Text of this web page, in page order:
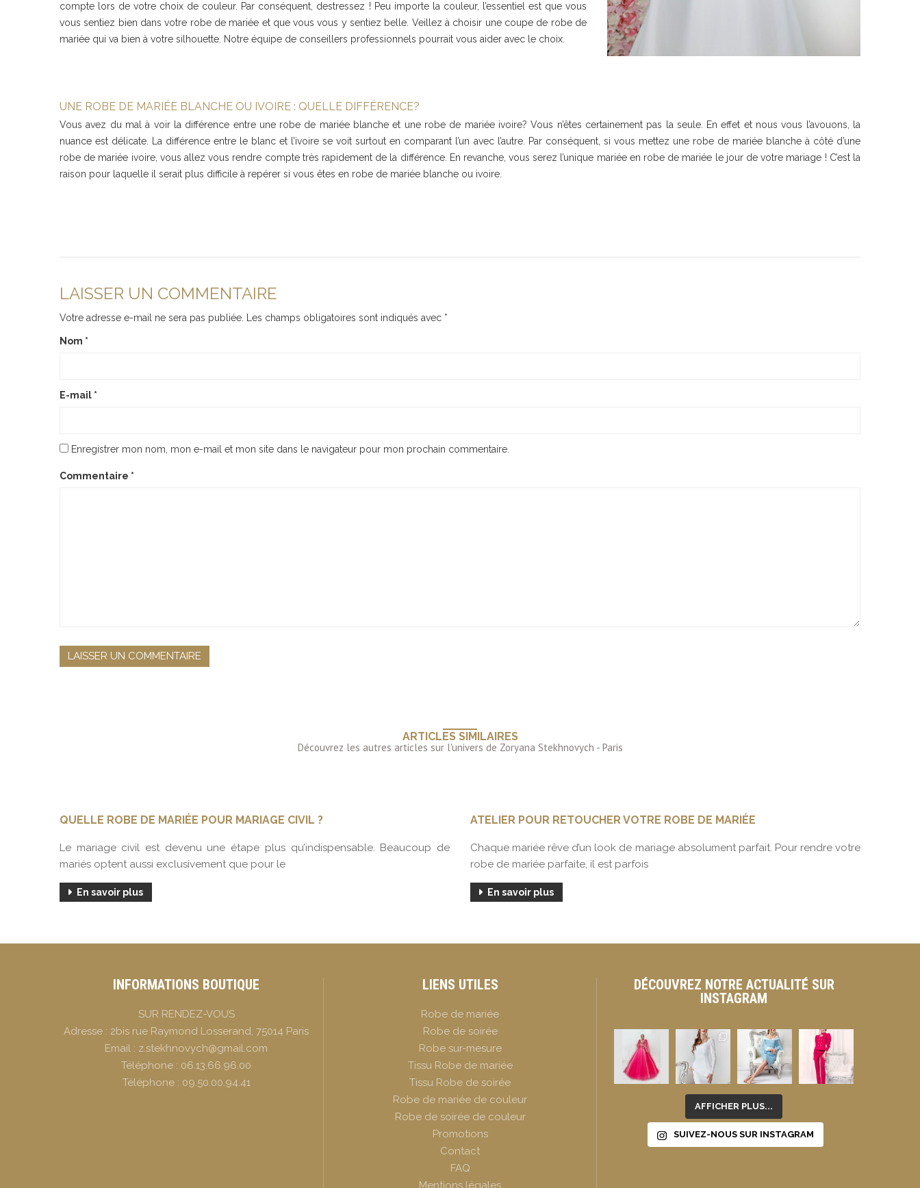
compte lors de votre choix de couleur. Par conséquent, destressez ! Peu importe la couleur, l’essentiel est que vous
vous sentiez bien dans votre robe de mariée et que vous vous y sentiez belle. Veillez à choisir une coupe de robe de
mariée qui va bien à votre silhouette. Notre équipe de conseillers professionnels pourrait vous aider avec le choix.
UNE ROBE DE MARIÉE BLANCHE OU IVOIRE : QUELLE DIFFÉRENCE?
Vous avez du mal à voir la différence entre une robe de mariée blanche et une robe de mariée ivoire? Vous n’êtes certainement pas la seule. En effet et nous vous l’avouons, la
nuance est délicate. La différence entre le blanc et l’ivoire se voit surtout en comparant l’un avec l’autre. Par conséquent, si vous mettez une robe de mariée blanche à côté d’une
robe de mariée ivoire, vous allez vous rendre compte très rapidement de la différence. En revanche, vous serez l’unique mariée en robe de mariée le jour de votre mariage ! C’est la
raison pour laquelle il serait plus difficile à repérer si vous êtes en robe de mariée blanche ou ivoire.
LAISSER UN COMMENTAIRE
Votre adresse e-mail ne sera pas publiée. Les champs obligatoires sont indiqués avec *
Nom *
E-mail *
Enregistrer mon nom, mon e-mail et mon site dans le navigateur pour mon prochain commentaire.
Commentaire *
ARTICLES SIMILAIRES
QUELLE ROBE DE MARIÉE POUR MARIAGE CIVIL ?
Le mariage civil est devenu une étape plus qu’indispensable. Beaucoup de
mariés optent aussi exclusivement que pour le
En savoir plus
ATELIER POUR RETOUCHER VOTRE ROBE DE MARIÉE
Chaque mariée rêve d’un look de mariage absolument parfait. Pour rendre votre
robe de mariée parfaite, il est parfois
En savoir plus
INFORMATIONS BOUTIQUE
SUR RENDEZ-VOUS
Adresse : 2bis rue Raymond Losserand, 75014 Paris
Email : z.stekhnovych@gmail.com
Téléphone : 06.13.66.96.00
Téléphone : 09.50.00.94.41
LIENS UTILES
Robe de mariée
Robe de soirée
Robe sur-mesure
Tissu Robe de mariée
Tissu Robe de soirée
Robe de mariée de couleur
Robe de soirée de couleur
Promotions
Contact
FAQ
Mentions légales
DÉCOUVREZ NOTRE ACTUALITÉ SUR
INSTAGRAM
AFFICHER PLUS...
SUIVEZ-NOUS SUR INSTAGRAM